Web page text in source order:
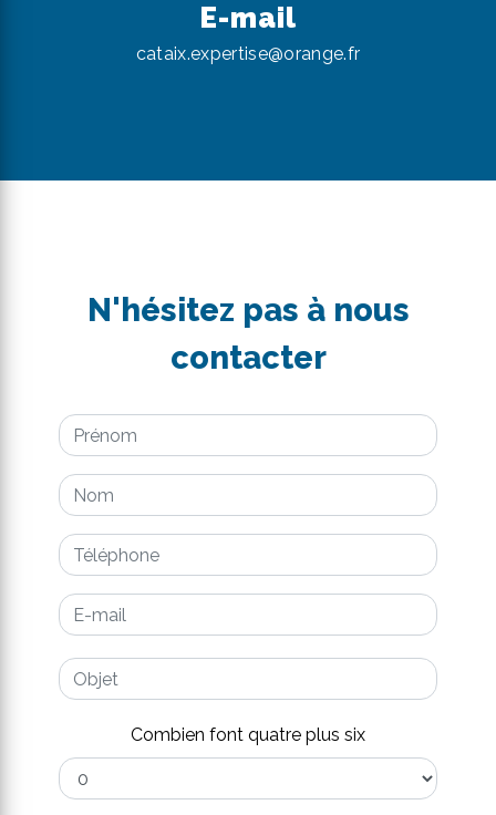
E-mail
cataix.expertise@orange.fr
N'hésitez pas à nous
contacter
Combien font quatre plus six